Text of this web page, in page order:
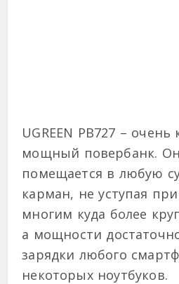
UGREEN PB727 –
мощный повербанк. Он
помещается в любую
карман, не уступая
многим куда более
а мощности
зарядки любого
некоторых ноутбуков.